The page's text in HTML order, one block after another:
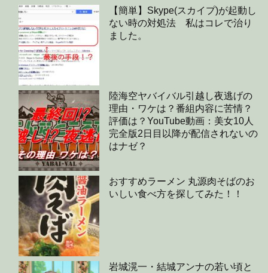
【簡単】Skype(スカイプ)が起動し
ない時の対処法 私はコレで治り
ました。
陸海空ヤバイバル引越し夜逃げの
理由・ワケは？番組内容に苦情？
評価は？YouTube動画：美女10人
完全版2日目以降が配信されないの
はナゼ？
おすすめラーメン 丸源肉そばのお
いしい食べ方を探してみた！！
岩城滉一・結城アンナの若い頃と